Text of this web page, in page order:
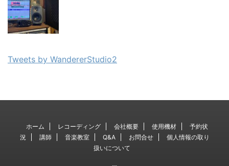
Tweets by WandererStudio2
ホーム レコーディング 会社概要 使用機材
予約状
況
講師 音楽教室 Q&A お問合せ
個人情報の取り
扱いについて